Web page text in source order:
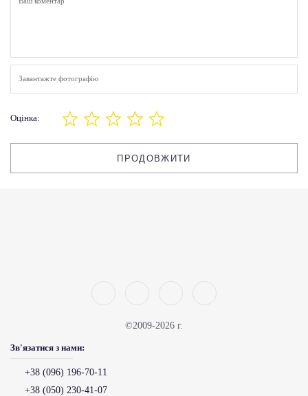
Завантажте фотографію
Оцінка:
ПРОДОВЖИТИ
©2009-2026 г.
Зв'язатися з нами:
+38 (096) 196-70-11
+38 (050) 230-41-07